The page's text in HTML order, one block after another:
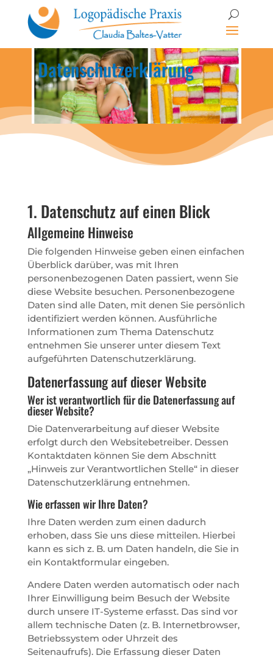
Datenschutzerklärung
1. Datenschutz auf einen Blick
Allgemeine Hinweise
Die folgenden Hinweise geben einen einfachen
Überblick darüber, was mit Ihren
personenbezogenen Daten passiert, wenn Sie
diese Website besuchen. Personenbezogene
Daten sind alle Daten, mit denen Sie persönlich
identifiziert werden können. Ausführliche
Informationen zum Thema Datenschutz
entnehmen Sie unserer unter diesem Text
aufgeführten Datenschutzerklärung.
Datenerfassung auf dieser Website
Wer ist verantwortlich für die Datenerfassung auf
dieser Website?
Die Datenverarbeitung auf dieser Website
erfolgt durch den Websitebetreiber. Dessen
Kontaktdaten können Sie dem Abschnitt
„Hinweis zur Verantwortlichen Stelle“ in dieser
Datenschutzerklärung entnehmen.
Wie erfassen wir Ihre Daten?
Ihre Daten werden zum einen dadurch
erhoben, dass Sie uns diese mitteilen. Hierbei
kann es sich z. B. um Daten handeln, die Sie in
ein Kontaktformular eingeben.
Andere Daten werden automatisch oder nach
Ihrer Einwilligung beim Besuch der Website
durch unsere IT-Systeme erfasst. Das sind vor
allem technische Daten (z. B. Internetbrowser,
Betriebssystem oder Uhrzeit des
Seitenaufrufs). Die Erfassung dieser Daten